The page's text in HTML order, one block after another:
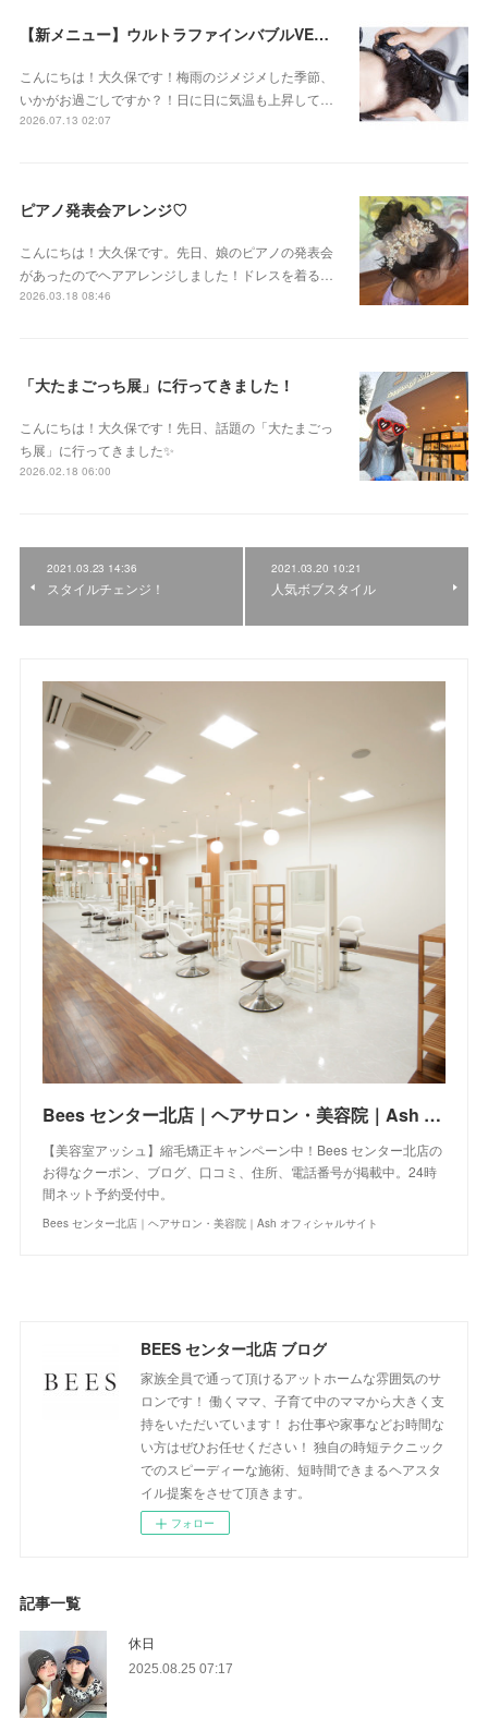
【新メニュー】ウルトラファインバブルVEENA始めました！
こんにちは！大久保です！梅雨のジメジメした季節、
いかがお過ごしですか？！日に日に気温も上昇して…
2026.07.13 02:07
ピアノ発表会アレンジ♡
こんにちは！大久保です。先日、娘のピアノの発表会
があったのでヘアアレンジしました！ドレスを着る…
2026.03.18 08:46
「大たまごっち展」に行ってきました！
こんにちは！大久保です！先日、話題の「大たまごっ
ち展」に行ってきました✨
2026.02.18 06:00
2021.03.23 14:36
スタイルチェンジ！
2021.03.20 10:21
人気ボブスタイル
Bees センター北店｜ヘアサロン・美容院｜Ash オフィシャルサイト
【美容室アッシュ】縮毛矯正キャンペーン中！Bees センター北店の
お得なクーポン、ブログ、口コミ、住所、電話番号が掲載中。24時
間ネット予約受付中。
Bees センター北店｜ヘアサロン・美容院｜Ash オフィシャルサイト
BEES センター北店 ブログ
家族全員で通って頂けるアットホームな雰囲気のサ
ロンです！ 働くママ、子育て中のママから大きく支
持をいただいています！ お仕事や家事などお時間な
い方はぜひお任せください！ 独自の時短テクニック
でのスピーディーな施術、短時間できまるヘアスタ
イル提案をさせて頂きます。
フォロー
記事一覧
休日
2025.08.25 07:17